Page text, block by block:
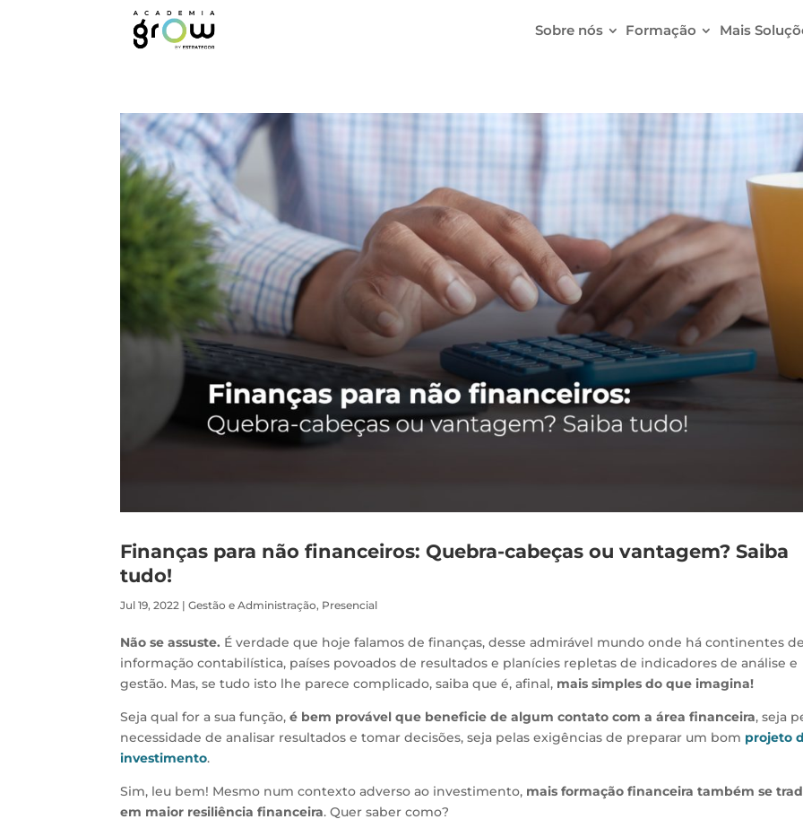
Sobre nós Formação Mais
Finanças para não financeiros: Quebra-cabeças ou vantagem? Saiba
tudo!
Jul 19, 2022 |Gestão e Administração, Presencial
Não se assuste. É verdade que hoje falamos de finanças, desse admirável mundo onde há continentes de
informação contabilística, países povoados de resultados e planícies repletas de indicadores de análise e
gestão. Mas, se tudo isto lhe parece complicado, saiba que é, afinal, mais simples do que imagina!
Seja qual for a sua função,é bem provável que beneficie de algum contato com a área financeira, seja
necessidade de analisar resultados e tomar decisões, seja pelas exigências de preparar um bom projeto
investimento.
Sim, leu bem! Mesmo num contexto adverso ao investimento, mais formação financeira também se
em maior resiliência financeira. Quer saber como?